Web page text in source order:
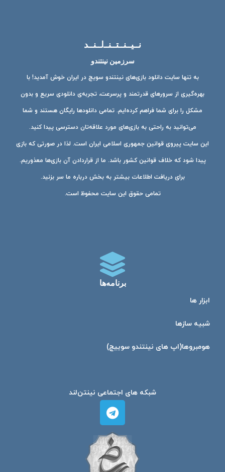
نــیــنــتــنــ‌لــنــد
سرزمین نینتندو
به تنها سایت دانلود بازی‌های نینتندو سویچ در ایران خوش آمدید! با
بهره‌گیری از سرورهای قدرتمند و پرسرعت، تجربه‌ی دانلودی سریع و بدون
مشکل را برای شما فراهم کرده‌ایم. تمامی دانلودها رایگان هستند و شما
می‌توانید به راحتی به بازی‌های مورد علاقه‌تان دسترسی پیدا کنید.
این سایت پیروی قوانین جمهوری اسلامی ایران است. لذا در صورتی که بازی
پیدا شود که خلاف قوانین کشور باشد. ما از قراردادن آن بازی‌ها معذوریم.
برای دریافت اطلاعات بیشتر به بخش درباره ما سر بزنید.
تمامی حقوق این سایت محفوظ است.
برنامه‌ها
ابزار ها
شبیه ساز‌ها
هومبرو‌ها(اپ های نینتندو سوییچ)
شبکه های اجتماعی نینتن‌لند